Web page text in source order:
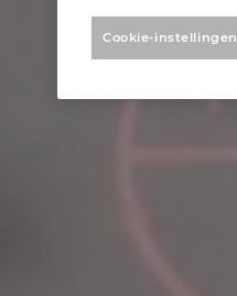
Cookie-instellingen